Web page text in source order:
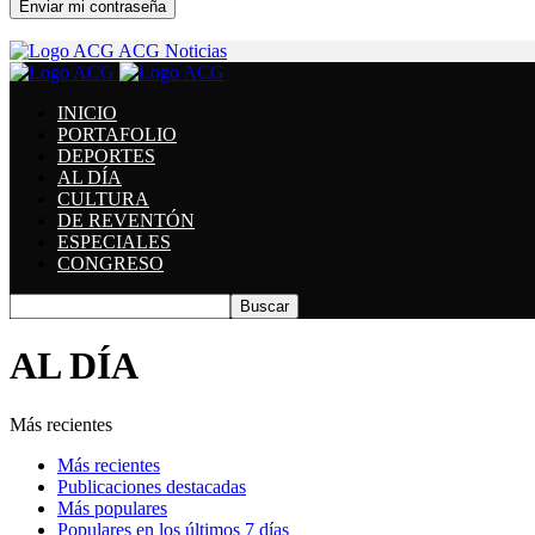
ACG Noticias
INICIO
PORTAFOLIO
DEPORTES
AL DÍA
CULTURA
DE REVENTÓN
ESPECIALES
CONGRESO
AL DÍA
Más recientes
Más recientes
Publicaciones destacadas
Más populares
Populares en los últimos 7 días